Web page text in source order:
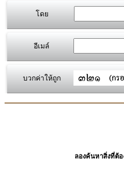
โดย
อีเมล์
บวกค่าให้ถูก
ลองค้นหาสิ่งที่ต้อ